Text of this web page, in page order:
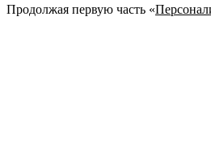
Продолжая первую часть «